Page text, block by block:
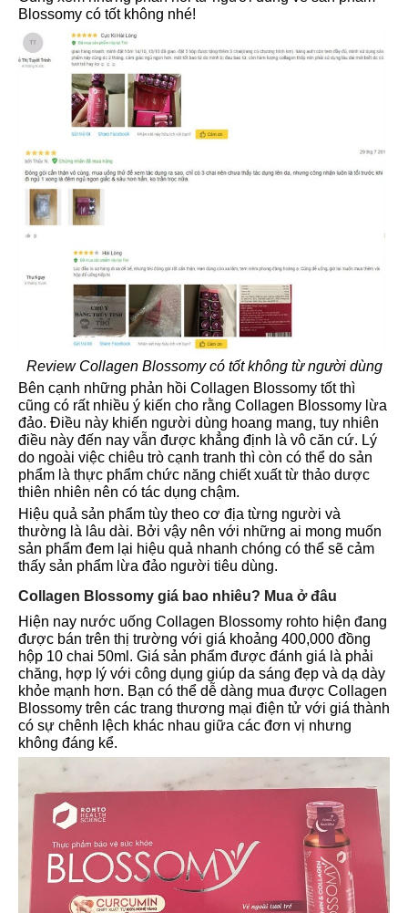
B lossomy có tốt không nhé!
Review Collagen Blossomy có tốt khôngtừ người dùng
Bên cạnh những phản hồi Collagen Blossomy tốt thì
cũng có rất nhiều ý kiến cho rằng Collagen Blossomy lừa
đảo. Điều này khiến người dùng hoang mang, tuy nhiên
điều này đến nay vẫn được khẳng định là vô căn cứ. Lý
do ngoài việc chiêu trò cạnh tranh thì còn có thể do sản
phẩm là thực phẩm chức năng chiết xuất từ thảo dược
thiên nhiên nên có tác dụng chậm.
Hiệu quả sản phẩm tùy theo cơ địa từng người và
thường là lâu dài. Bởi vậy nên với những ai mong muốn
sản phẩm đem lại hiệu quả nhanh chóng có thể sẽ cảm
thấy sản phẩm lừa đảo người tiêu dùng.
Collagen Blossomy giá bao nhiêu? Mua ở đâu
Hiện nay nước uống Collagen Blossomy rohto hiện đang
được bán trên thị trường với giá khoảng 400,000 đồng
hộp 10 chai 50ml. Giá sản phẩm được đánh giá là phải
chăng, hợp lý với công dụng giúp da sáng đẹp và dạ dày
khỏe mạnh hơn. Bạn có thể dễ dàng mua được Collagen
Blossomy trên các trang thương mại điện tử với giá thành
có sự chênh lệch khác nhau giữa các đơn vị nhưng
không đáng kể.